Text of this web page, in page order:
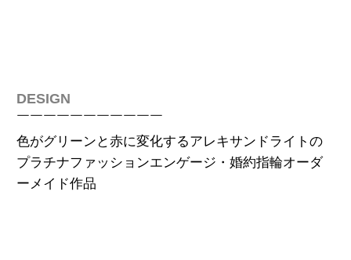
DESIGN
￣￣￣￣￣￣￣￣￣￣￣
色がグリーンと赤に変化するアレキサンドライトの
プラチナファッションエンゲージ・ 婚約指輪オーダ
ーメイド作品